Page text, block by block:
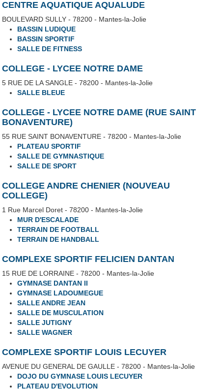
CENTRE AQUATIQUE AQUALUDE
BOULEVARD SULLY - 78200 - Mantes-la-Jolie
BASSIN LUDIQUE
BASSIN SPORTIF
SALLE DE FITNESS
COLLEGE - LYCEE NOTRE DAME
5 RUE DE LA SANGLE - 78200 - Mantes-la-Jolie
SALLE BLEUE
COLLEGE - LYCEE NOTRE DAME (RUE SAINT
BONAVENTURE)
55 RUE SAINT BONAVENTURE - 78200 - Mantes-la-Jolie
PLATEAU SPORTIF
SALLE DE GYMNASTIQUE
SALLE DE SPORT
COLLEGE ANDRE CHENIER (NOUVEAU
COLLEGE)
1 Rue Marcel Doret - 78200 - Mantes-la-Jolie
MUR D'ESCALADE
TERRAIN DE FOOTBALL
TERRAIN DE HANDBALL
COMPLEXE SPORTIF FELICIEN DANTAN
15 RUE DE LORRAINE - 78200 - Mantes-la-Jolie
GYMNASE DANTAN II
GYMNASE LADOUMEGUE
SALLE ANDRE JEAN
SALLE DE MUSCULATION
SALLE JUTIGNY
SALLE WAGNER
COMPLEXE SPORTIF LOUIS LECUYER
AVENUE DU GENERAL DE GAULLE - 78200 - Mantes-la-Jolie
DOJO DU GYMNASE LOUIS LECUYER
PLATEAU D'EVOLUTION